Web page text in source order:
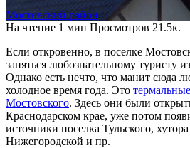
Мостовский район
На чтение 1 мин Просмотров 21.5к.
Если откровенно, в поселке
заняться любознательному туристу
Однако есть нечто, что манит сюда
холодное время года. Это
Мостовского. Здесь они были
Краснодарском крае, уже потом
источники поселка Тульского,
Нижегородской и пр.